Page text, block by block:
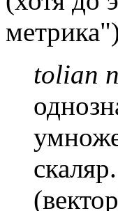
tolian